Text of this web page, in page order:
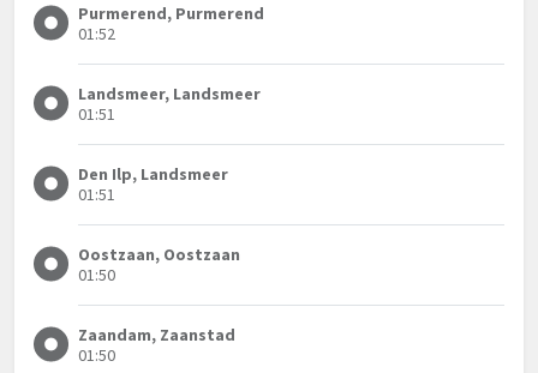
Purmerend, Purmerend
01:52
Landsmeer, Landsmeer
01:51
Den Ilp, Landsmeer
01:51
Oostzaan, Oostzaan
01:50
Zaandam, Zaanstad
01:50